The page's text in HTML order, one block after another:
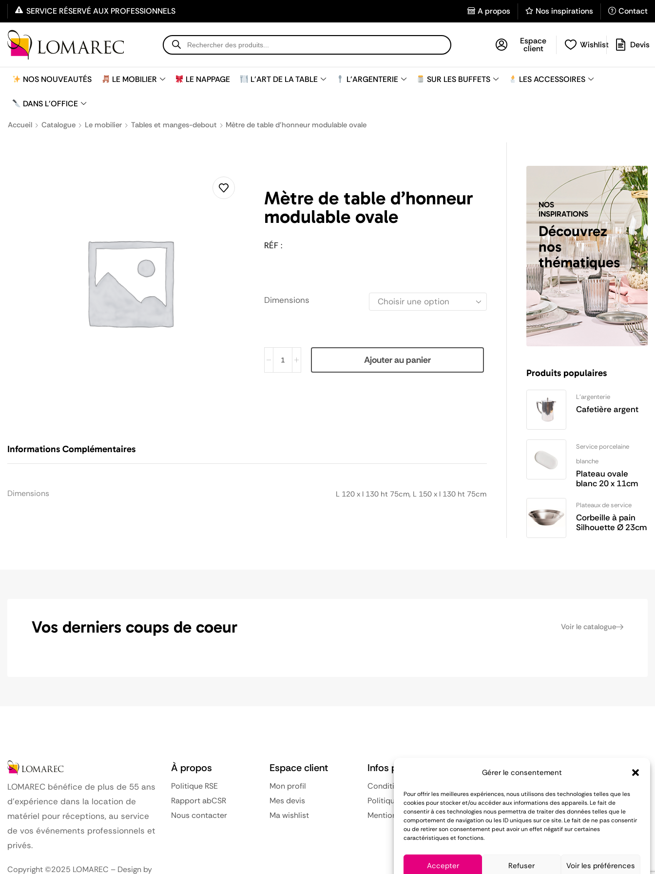
Gérer le consentement
Pour offrir les meilleures expériences, nous utilisons des technologies telles que les
cookies pour stocker et/ou accéder aux informations des appareils. Le fait de
consentir à ces technologies nous permettra de traiter des données telles que le
comportement de navigation ou les ID uniques sur ce site. Le fait de ne pas consentir
ou de retirer son consentement peut avoir un effet négatif sur certaines
caractéristiques et fonctions.
Accepter Refuser Voir les préférences
SERVICE RÉSERVÉ AUX PROFESSIONNELS A propos Nos inspirations Contact
Espace
client Wishlist Devis
NOS NOUVEAUTÉS LE MOBILIER LE NAPPAGE L'ART DE LA TABLE L'ARGENTERIE SUR LES BUFFETS LES ACCESSOIRES
DANS L'OFFICE
Accueil Catalogue Le mobilier Tables et manges-debout Mètre de table d’honneur modulable ovale
Mètre de table d’honneur
modulable ovale
RÉF :
Dimensions
Ajouter au panier
Informations Complémentaires
Dimensions L 120 x l 130 ht 75cm, L 150 x l 130 ht 75cm
NOS
INSPIRATIONS
Découvrez
nos
thématiques
Produits populaires
L'argenterie
Cafetière argent
Service porcelaine
blanche
Plateau ovale
blanc 20 x 11cm
Plateaux de service
Corbeille à pain
Silhouette Ø 23cm
Vos derniers coups de coeur Voir le catalogue
LOMAREC bénéfice de plus de 55 ans
d’expérience dans la location de
matériel pour réceptions, au service
de vos événements professionnels et
privés.
Copyright ©2025 LOMAREC – Design by
À propos
Politique RSE
Rapport abCSR
Nous contacter
Espace client
Mon profil
Mes devis
Ma wishlist
Infos pratiques
Conditions générales de vente
Politique de confidentialité
Mentions légales
Notre équipe est à votre écoute
vendredi :
01 84 81 02 50